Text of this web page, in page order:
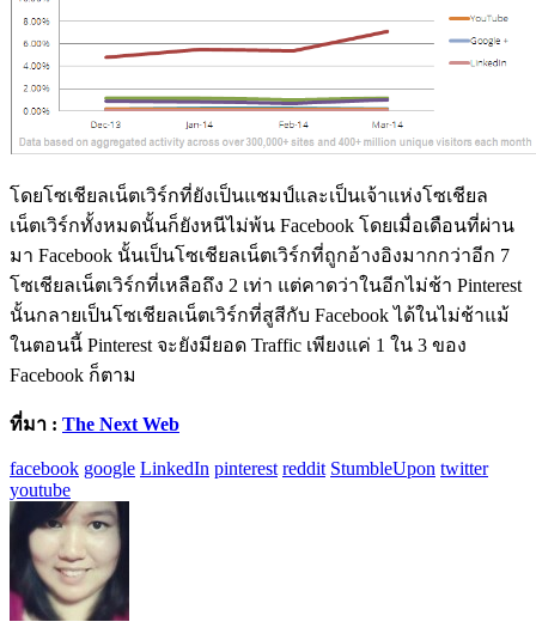
โดยโซเชียลเน็ตเวิร์กที่ยังเป็นแชมป์และเป็นเจ้าแห่งโซเชียล
เน็ตเวิร์กทั้งหมดนั้นก็ยังหนีไม่พ้น Facebook โดยเมื่อเดือนที่ผ่าน
มา Facebook นั้นเป็นโซเชียลเน็ตเวิร์กที่ถูกอ้างอิงมากกว่าอีก 7
โซเชียลเน็ตเวิร์กที่เหลือถึง 2 เท่า แต่คาดว่าในอีกไม่ช้า Pinterest
นั้นกลายเป็นโซเชียลเน็ตเวิร์กที่สูสีกับ Facebook ได้ในไม่ช้าแม้
ในตอนนี้ Pinterest จะยังมียอด Traffic เพียงแค่ 1 ใน 3 ของ
Facebook ก็ตาม
ที่มา : The Next Web
facebook google LinkedIn pinterest reddit StumbleUpon twitter
youtube